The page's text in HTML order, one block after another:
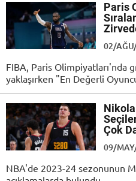
Paris
02/
FIBA, Paris Olimpiyatları'nda
yaklaşırken "En Değerli
Çok
09/
NBA'de 2023-24 sezonunun